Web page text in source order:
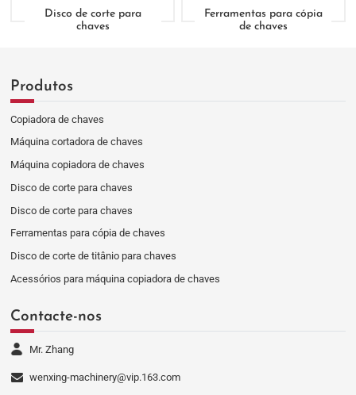
Disco de corte para
chaves
Ferramentas para cópia
de chaves
Produtos
Copiadora de chaves
Máquina cortadora de chaves
Máquina copiadora de chaves
Disco de corte para chaves
Disco de corte para chaves
Ferramentas para cópia de chaves
Disco de corte de titânio para chaves
Acessórios para máquina copiadora de chaves
Contacte-nos
Mr. Zhang
wenxing-machinery@vip.163.com